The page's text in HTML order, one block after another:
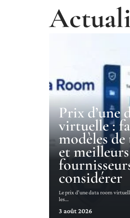
Prix d’une
virtuelle :
modèles
et meilleurs
considérer
Le prix d’une data room
les…
3 août 2026